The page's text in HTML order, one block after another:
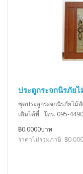
ประตูกระจกนิรภัย
ชุดประตูกระจกนิรภัยไม้
เติมได้ที่ โทร.
฿0.0000บาท
ราคาไม่รวมภาษี: ฿